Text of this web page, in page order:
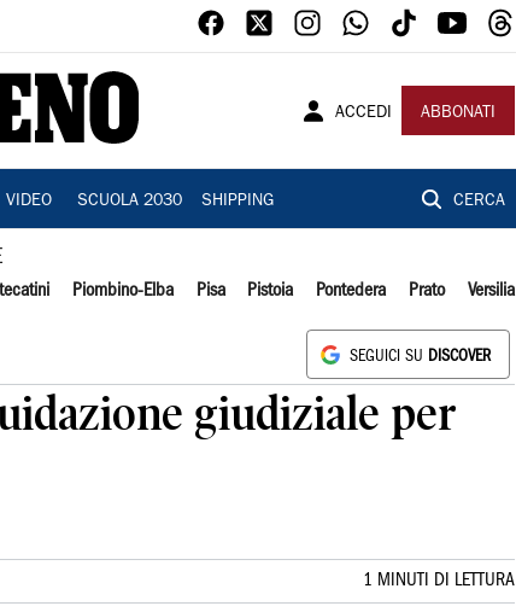
ACCEDI ABBONATI
VIDEO SCUOLA 2030 SHIPPING CERCA
Piombino-Elba Pisa Pistoia Pontedera Prato Versilia
SEGUICI SU DISCOVER
giudiziale per
1 MINUTI DI LETTURA